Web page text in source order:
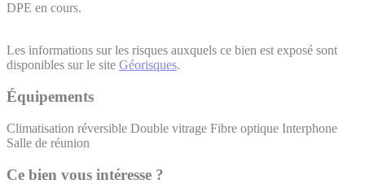
DPE en cours.
Les informations sur les risques auxquels ce bien est exposé sont
disponibles sur le site Géorisques.
Équipements
Climatisation réversible Double vitrage Fibre optique Interphone
Salle de réunion
Ce bien vous intéresse ?